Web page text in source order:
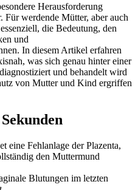
Herausforderung
Für werdende Mütter, aber auch
die Bedeutung, den
und
In diesem Artikel erfahren
was sich genau hinter einer
und behandelt wird
von Mutter und Kind ergriffen
eine Fehlanlage der Plazenta,
den Muttermund
Blutungen im letzten